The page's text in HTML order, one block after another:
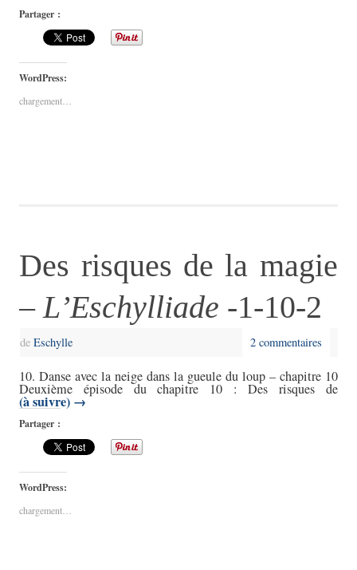
Partager :
WordPress:
chargement…
Des risques de la magie
–L’Eschylliade -1-10-2
deEschylle 2 commentaires
10. Danse avec la neige dans la gueule du loup – chapitre 10
Deuxième épisode du chapitre 10 : Des risques de
(à suivre) →
Partager :
WordPress:
chargement…